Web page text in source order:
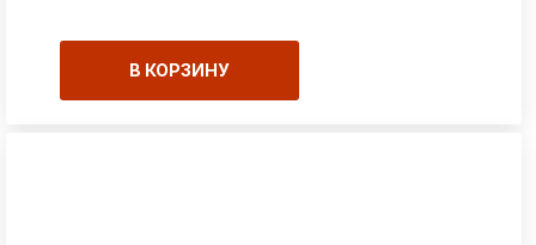
В КОРЗИНУ